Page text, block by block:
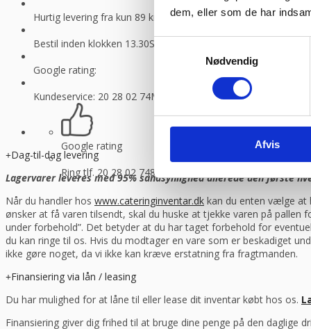
dem, eller som de har
Samtykkevalg
Nødvendig
Afvis
Hurtig levering fra kun 89 kr.
Vi sender med GLS og Danske
Bestil inden klokken 13.30Så sender vi lagervarer samme dag
Google rating:
Kundeservice: 20 28 02 74Man-torsdag 08:30 – 16.00, fredag
Google rating
Ring tlf. 20 28 02 748-16.30 (fre 8-13.30)
Dag-til-dag levering
Lagervarer leveres med 95% sandsynlighed allerede den første
Når du handler hos www.cateringinventar.dk kan du enten vælge at
ønsker at få varen tilsendt, skal du huske at tjekke varen på
under forbehold”. Det betyder at du har taget forbehold for
du kan ringe til os. Hvis du modtager en vare som er beskadiget
ikke gøre noget, da vi ikke kan kræve erstatning fra fragtmanden.
Finansiering via lån / leasing
Du har mulighed for at låne til eller lease dit inventar købt hos os.
Finansiering giver dig frihed til at bruge dine penge på den